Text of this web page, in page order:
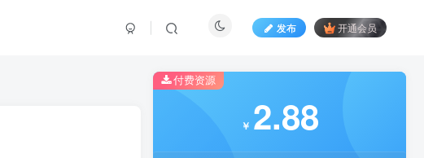
发布 开通会员
付费资源
￥ 2.88
￥ 2.88